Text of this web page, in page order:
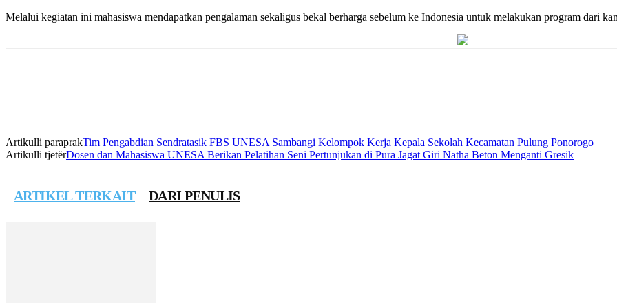
Melalui kegiatan ini mahasiswa mendapatkan pengalaman sekaligus bekal berharga sebelum ke Indonesia untuk melakukan program dari
Artikulli paraprakTim Pengabdian Sendratasik FBS UNESA Sambangi Kelompok Kerja Kepala Sekolah Kecamatan Pulung Ponorogo
Artikulli tjetërDosen dan Mahasiswa UNESA Berikan Pelatihan Seni Pertunjukan di Pura Jagat Giri Natha Beton Menganti Gresik
ARTIKEL TERKAIT DARI PENULIS